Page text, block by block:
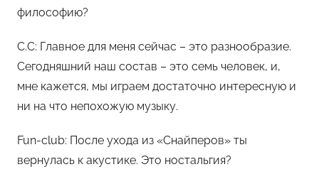
философию?
С.С: Главное для меня сейчас – это разнообразие.
Сегодняшний наш состав – это семь человек, и,
мне кажется, мы играем достаточно интересную и
ни на что непохожую музыку.
Fun-club: После ухода из «Снайперов» ты
вернулась к акустике. Это ностальгия?